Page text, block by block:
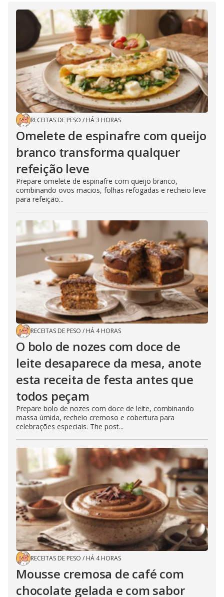
RECEITAS DE PESO / HÁ 3 HORAS
Omelete de espinafre com queijo
branco transforma qualquer
refeição leve
Prepare omelete de espinafre com queijo branco,
combinando ovos macios, folhas refogadas e recheio leve
para refeição...
RECEITAS DE PESO / HÁ 4 HORAS
O bolo de nozes com doce de
leite desaparece da mesa, anote
esta receita de festa antes que
todos peçam
Prepare bolo de nozes com doce de leite, combinando
massa úmida, recheio cremoso e cobertura para
celebrações especiais. The post...
RECEITAS DE PESO / HÁ 4 HORAS
Mousse cremosa de café com
chocolate gelada e com sabor